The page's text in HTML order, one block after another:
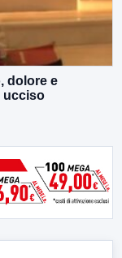
dolore e
ucciso